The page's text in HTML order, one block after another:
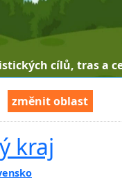
cílů, tras a
změnit oblast
kraj